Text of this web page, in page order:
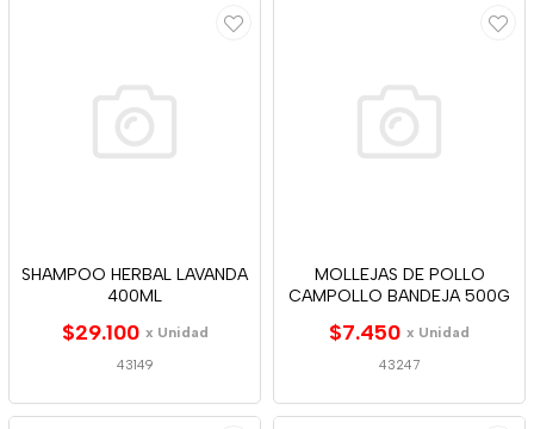
SHAMPOO HERBAL LAVANDA
400ML
$29.100 x Unidad
43149
MOLLEJAS DE POLLO
CAMPOLLO BANDEJA 500G
$7.450 x Unidad
43247